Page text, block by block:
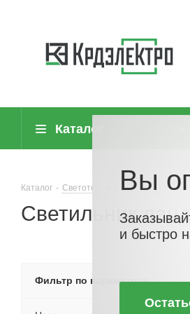
Каталог
Каталог - Светотехника -
Светильник
Фильтр по параметрам
Вы
и быстро